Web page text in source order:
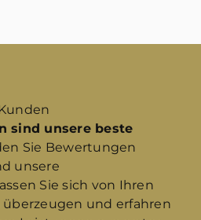
sind unsere beste
Sie Bewertungen
unsere
Sie sich von Ihren
und erfahren